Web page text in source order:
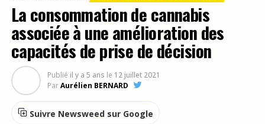
La consommation de cannabis
associée à une amélioration des
capacités de prise de décision
Publié il y a 5 ans le 12 juillet 2021
ParAurélien BERNARD
Suivre Newsweed sur Google